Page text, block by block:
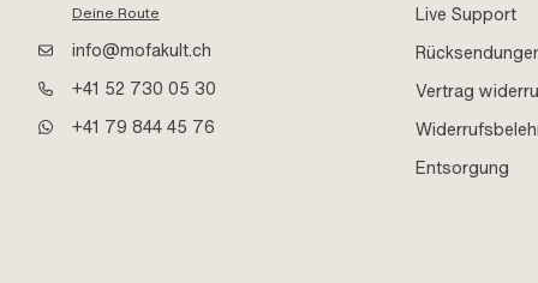
Deine Route
info@mofakult.ch
+41 52 730 05 30
+41 79 844 45 76
Live Support
Vertrag
Entsorgung